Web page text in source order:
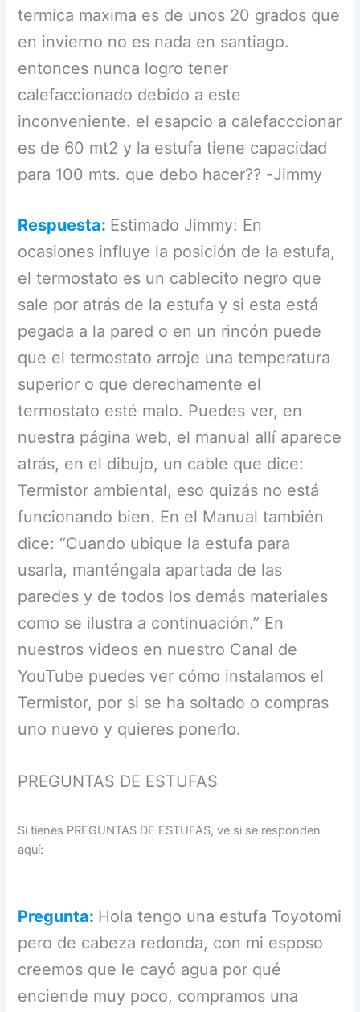
termica maxima es de unos 20 grados que
en invierno no es nada en santiago.
entonces nunca logro tener
calefaccionado debido a este
inconveniente. el esapcio a calefacccionar
es de 60 mt2 y la estufa tiene capacidad
para 100 mts. que debo hacer?? -Jimmy
Respuesta: Estimado Jimmy: En
ocasiones influye la posición de la estufa,
el termostato es un cablecito negro que
sale por atrás de la estufa y si esta está
pegada a la pared o en un rincón puede
que el termostato arroje una temperatura
superior o que derechamente el
termostato esté malo. Puedes ver, en
nuestra página web, el manual allí aparece
atrás, en el dibujo, un cable que dice:
Termistor ambiental, eso quizás no está
funcionando bien. En el Manual también
dice: “Cuando ubique la estufa para
usarla, manténgala apartada de las
paredes y de todos los demás materiales
como se ilustra a continuación.” En
nuestros videos en nuestro Canal de
YouTube puedes ver cómo instalamos el
Termistor, por si se ha soltado o compras
uno nuevo y quieres ponerlo.
PREGUNTAS DE ESTUFAS
Si tienes PREGUNTAS DE ESTUFAS, ve si se responden
aquí:
Pregunta: Hola tengo una estufa Toyotomi
pero de cabeza redonda, con mi esposo
creemos que le cayó agua por qué
enciende muy poco, compramos una